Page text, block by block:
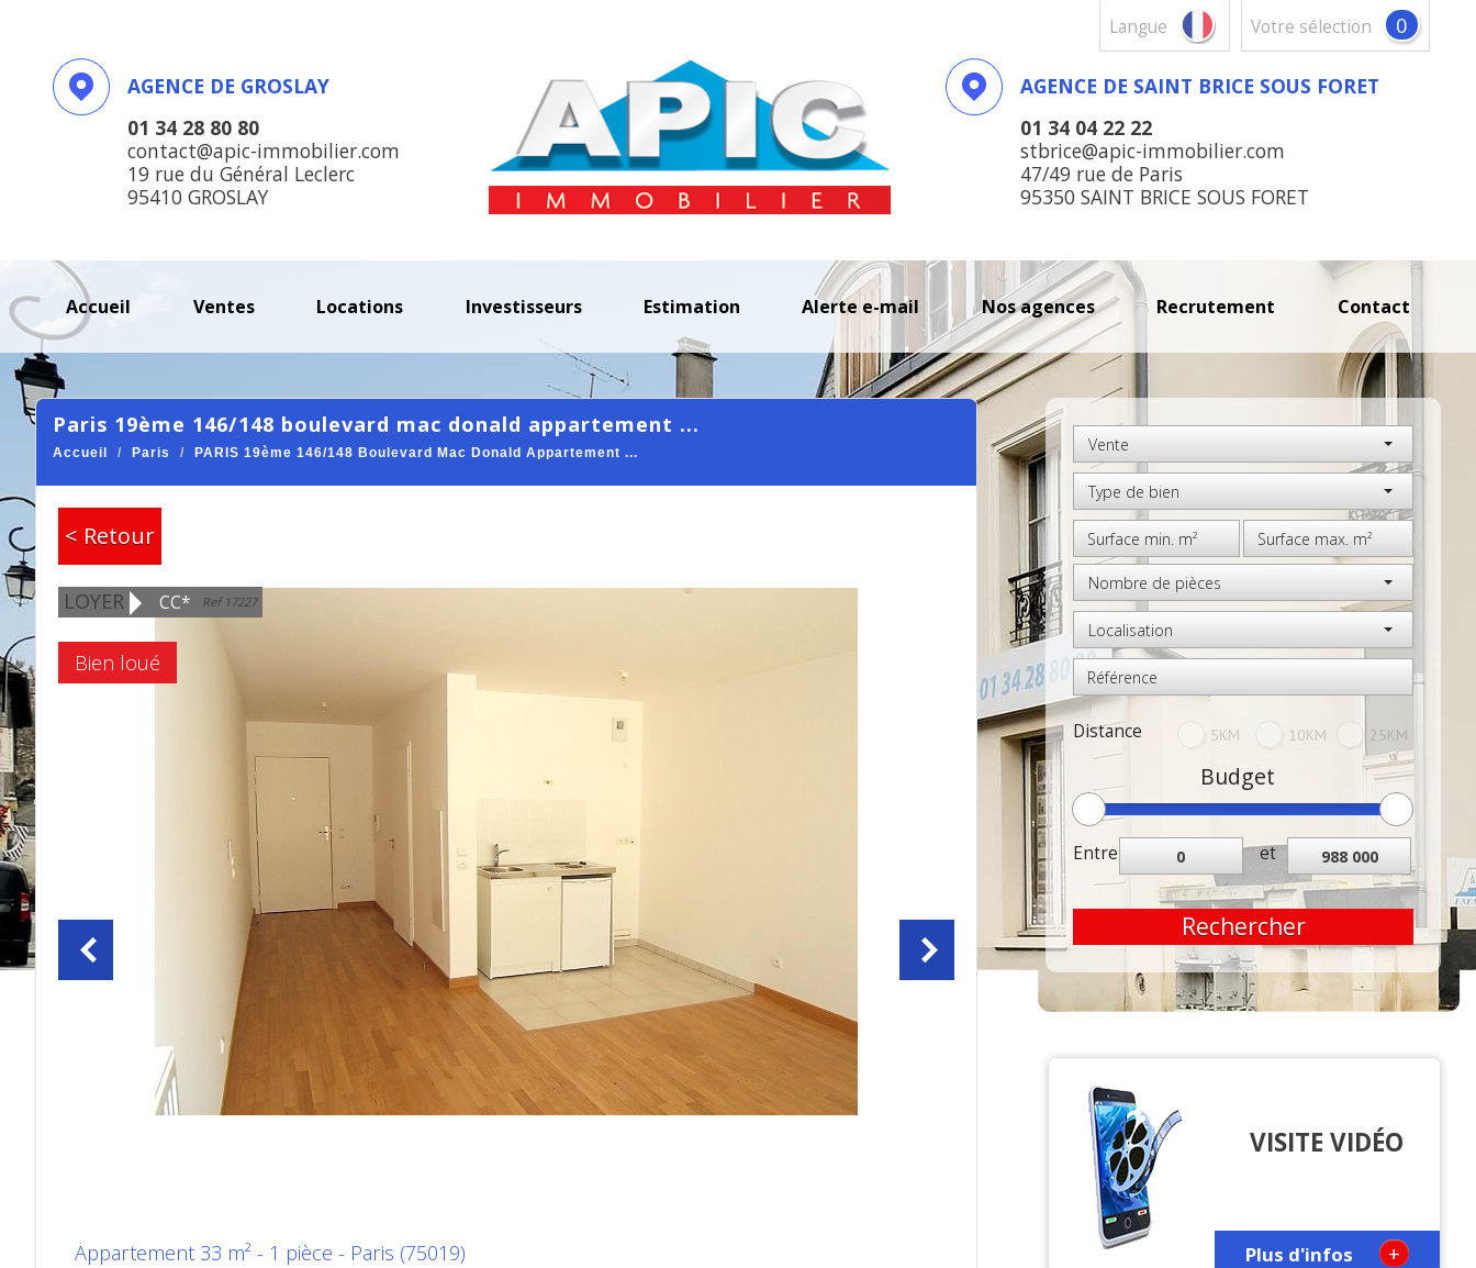
votre sélection 0
Langue
AGENCE DE GROSLAY
01 34 28 80 80
contact@apic-immobilier.com
19 rue du Général Leclerc
95410 GROSLAY
AGENCE DE SAINT BRICE SOUS FORET
01 34 04 22 22
stbrice@apic-immobilier.com
47/49 rue de Paris
95350 SAINT BRICE SOUS FORET
accueil ventes locations investisseurs estimation alerte e-mail nos agences recrutement contact
Vente
Type de bien
Nombre de pièces
Localisation
Distance 5KM 10KM 25KM
Budget
Entre et
Rechercher
paris 19ème 146/148 boulevard mac donald appartement ...
Accueil Paris PARIS 19ème 146/148 Boulevard Mac Donald Appartement ...
< Retour
Appartement 33 m² - 1 pièce - Paris (75019)
LOYER CC* Ref 17227
Bien loué
VISITE VIDÉO
Plus d'infos +